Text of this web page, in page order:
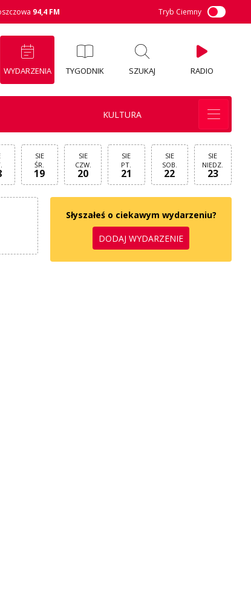
94,4 FM Tryb Ciemny
WYDARZENIA TYGODNIK SZUKAJ RADIO
KULTURA
SIE
ŚR.
19
SIE
CZW.
20
SIE
PT.
21
SIE
SOB.
22
SIE
NIEDZ.
23
Słyszałeś o ciekawym wydarzeniu?
DODAJ WYDARZENIE